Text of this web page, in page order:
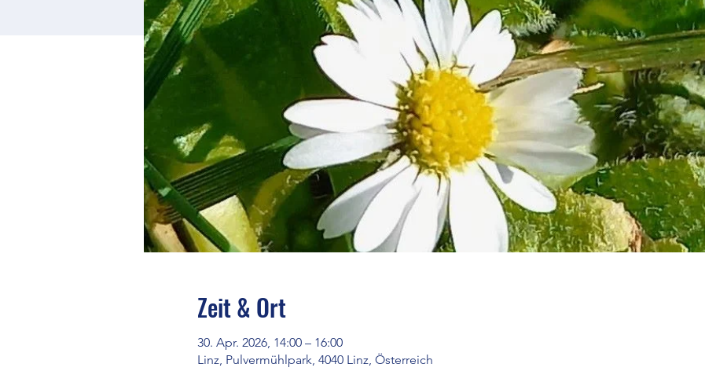
Zeit & Ort
30. Apr. 2026, 14:00 – 16:00
Linz, Pulvermühlpark, 4040 Linz, Österreich